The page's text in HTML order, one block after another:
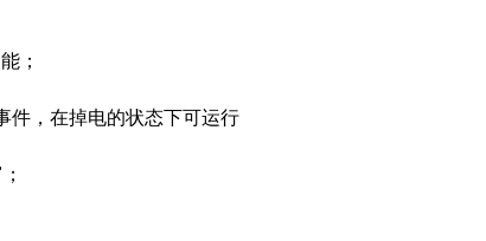
；
件，在掉电的状态下可运行